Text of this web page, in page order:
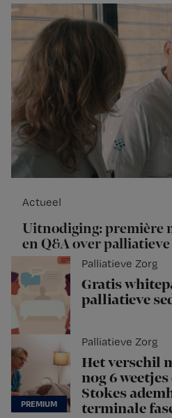
Actueel
Uitnodiging: première
en Q&A over
Palliatieve Zorg
Gratis
palliatieve
Palliatieve Zorg
Het verschil
nog 6
Stokes
terminale